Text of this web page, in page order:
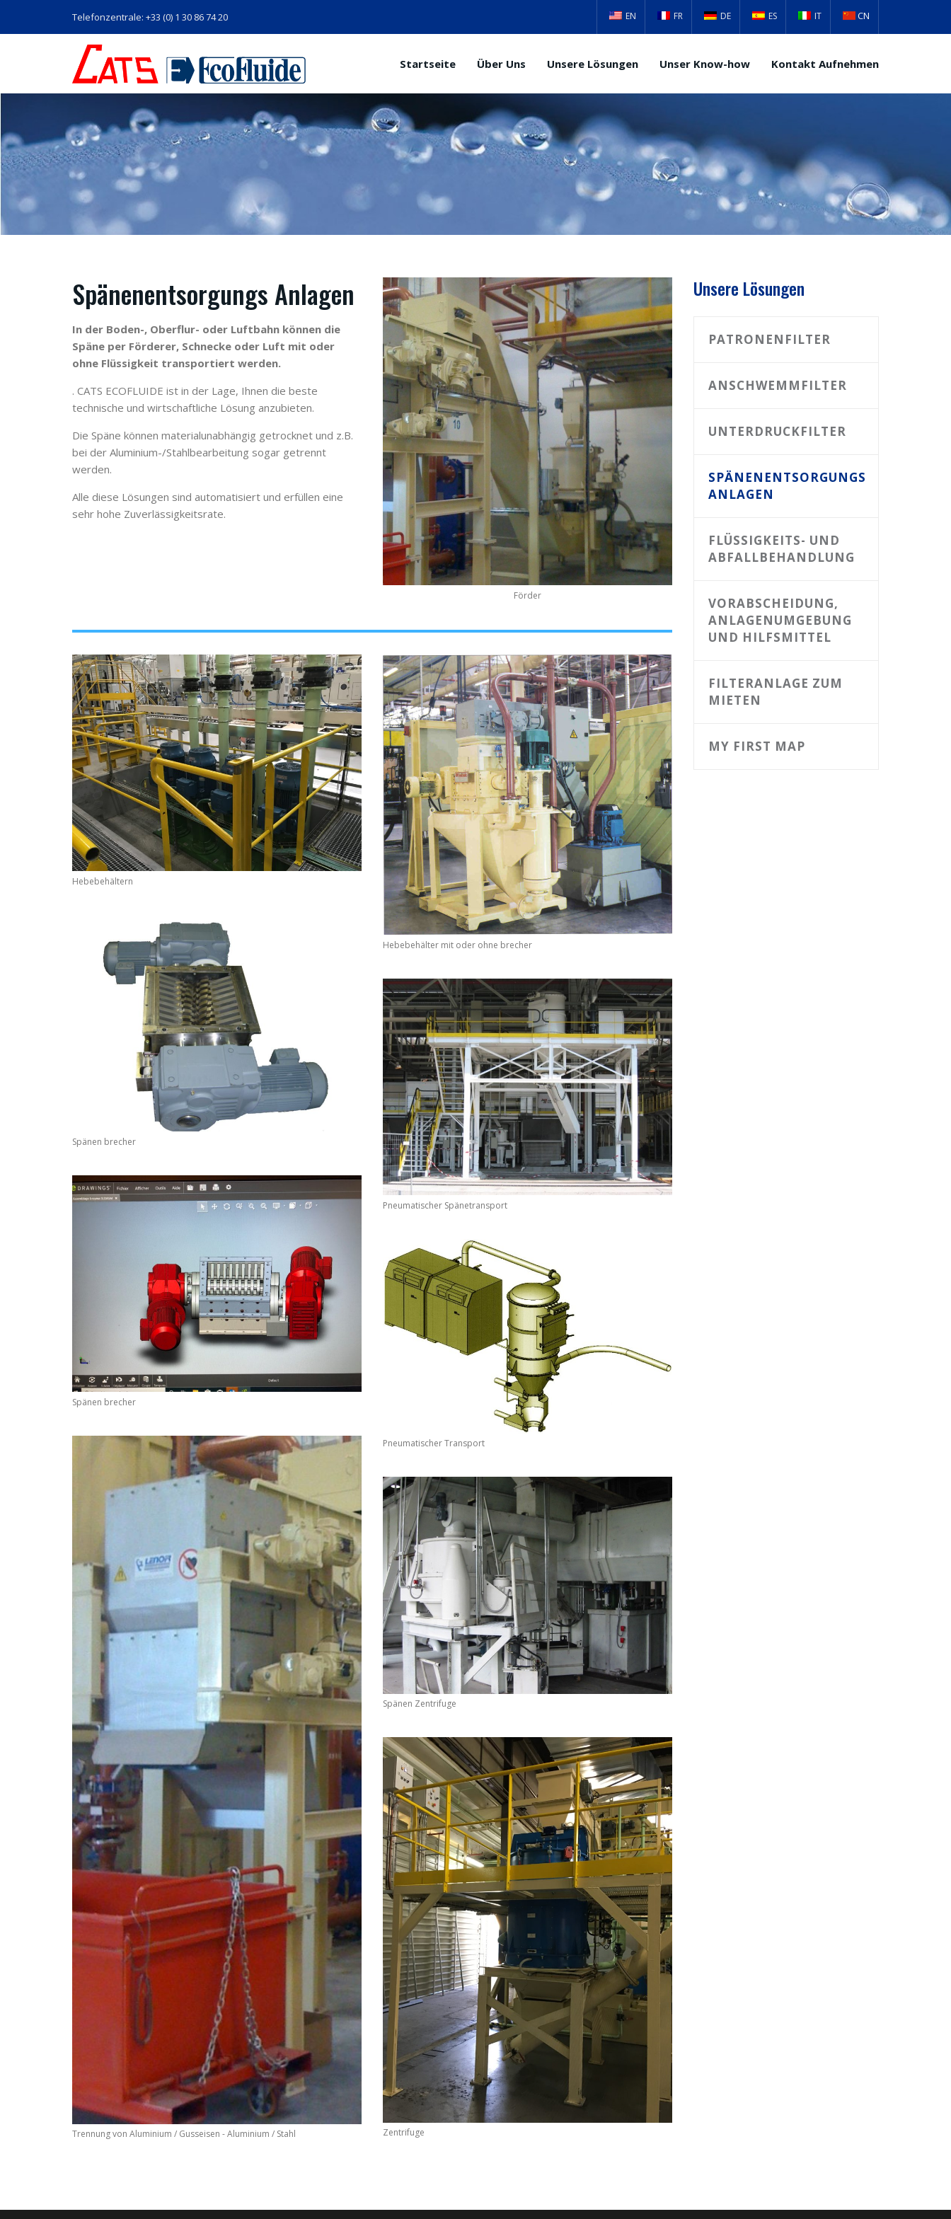
Telefonzentrale: +33 (0) 1 30 86 74 20 EN FR DE ES IT CN
Startseite Über Uns Unsere Lösungen Unser Know-how Kontakt Aufnehmen
Spänenentsorgungs Anlagen
In der Boden-, Oberflur- oder Luftbahn können die
Späne per Förderer, Schnecke oder Luft mit oder
ohne Flüssigkeit transportiert werden.
. CATS ECOFLUIDE ist in der Lage, Ihnen die beste
technische und wirtschaftliche Lösung anzubieten.
Die Späne können materialunabhängig getrocknet und z.B.
bei der Aluminium-/Stahlbearbeitung sogar getrennt
werden.
Alle diese Lösungen sind automatisiert und erfüllen eine
sehr hohe Zuverlässigkeitsrate.
Förder
Hebebehältern
Spänen brecher
Spänen brecher
Trennung von Aluminium / Gusseisen - Aluminium / Stahl
Hebebehälter mit oder ohne brecher
Pneumatischer Spänetransport
Pneumatischer Transport
Spänen Zentrifuge
Zentrifuge
Unsere Lösungen
PATRONENFILTER
ANSCHWEMMFILTER
UNTERDRUCKFILTER
SPÄNENENTSORGUNGS
ANLAGEN
FLÜSSIGKEITS- UND
ABFALLBEHANDLUNG
VORABSCHEIDUNG,
ANLAGENUMGEBUNG
UND HILFSMITTEL
FILTERANLAGE ZUM
MIETEN
MY FIRST MAP